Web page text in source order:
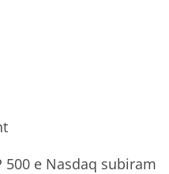
500 e Nasdaq subiram